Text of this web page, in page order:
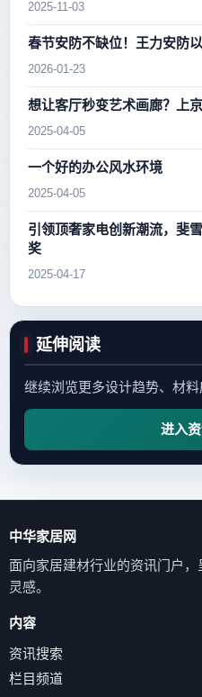
2025-11-03
春节安防不缺位！王力安防
2026-01-23
想让客厅秒变艺术画廊？上
2025-04-05
一个好的办公风水环境
2025-04-05
引领顶奢家电创新潮流，斐
奖
2025-04-17
延伸阅读
继续浏览更多设计趋势、材料
进入
中华家居网
面向家居建材行业的资讯门户
灵感。
内容
资讯搜索
栏目频道